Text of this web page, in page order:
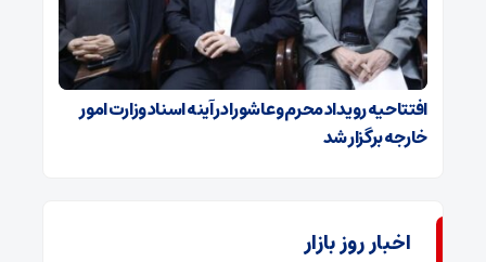
افتتاحیه رویداد محرم و عاشورا در آینه اسناد وزارت امور
خارجه برگزار شد
اخبار روز بازار